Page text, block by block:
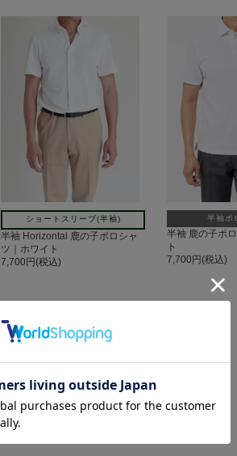
ショートスリーブ(半袖)
半袖 Horizontal 鹿の子ポロシャ
ツ｜ホワイト
7,700円(税込)
半袖ポ
半袖 鹿の子ポ
ト
7,700円(税込)